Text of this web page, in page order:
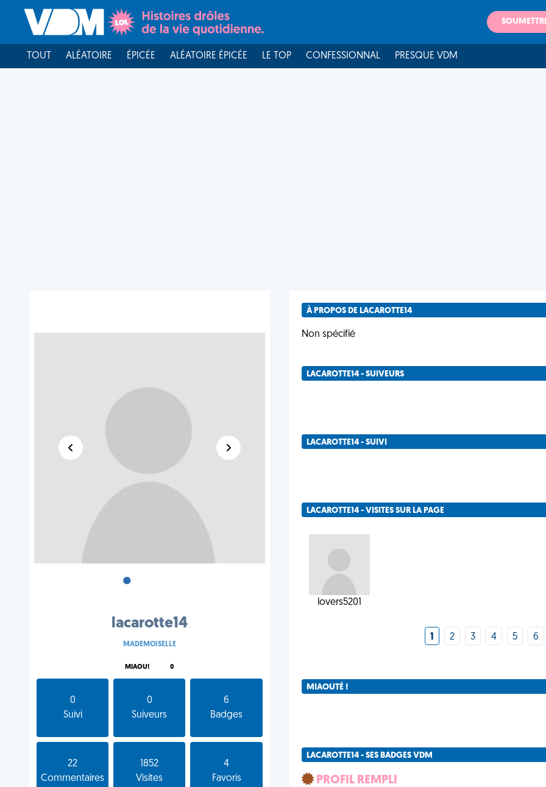
TOUT ALÉATOIRE ÉPICÉE ALÉATOIRE ÉPICÉE LE TOP CONFESSIONNAL PRESQUE VDM
•
lacarotte14
MADEMOISELLE
MIAOU! 0
0
Suivi
0
Suiveurs
6
Badges
22
Commentaires
1852
Visites
4
Favoris
À PROPOS DE LACAROTTE14
Non spécifié
LACAROTTE14 - SUIVEURS
LACAROTTE14 - SUIVI
LACAROTTE14 - VISITES SUR LA PAGE
lovers5201
1 2 3 4 5 6
MIAOUTÉ !
LACAROTTE14 - SES BADGES VDM
PROFIL REMPLI